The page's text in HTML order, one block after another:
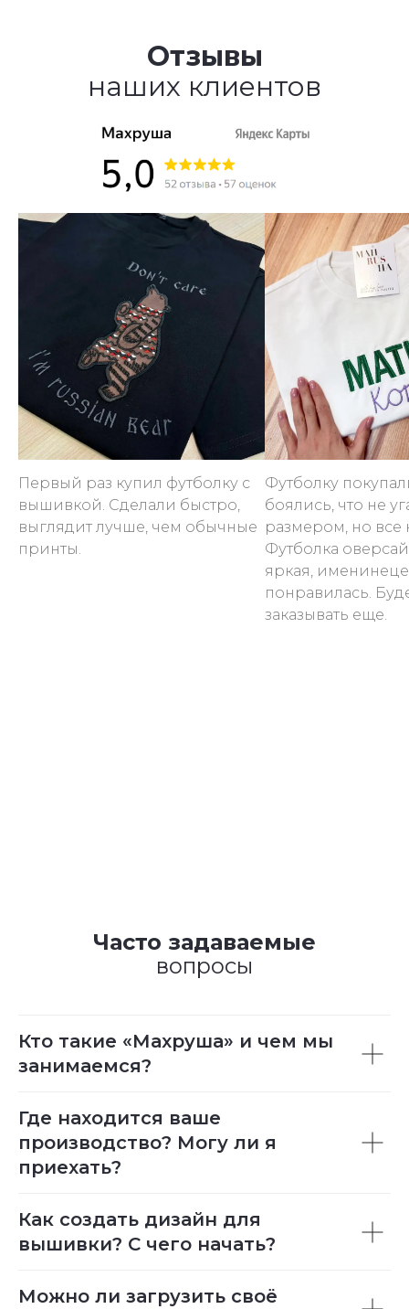
Отзывы
наших клиентов
Первый раз купил футболку с
вышивкой. Сделали быстро,
выглядит лучше, чем обычные
принты.
Футболку
боялись, что не
размером, но все
Футболка
яркая, именинеце
понравилась.
заказывать еще.
Часто задаваемые
вопросы
Кто такие «Махруша» и чем мы
занимаемся?
Где находится ваше
производство? Могу ли я
приехать?
Как создать дизайн для
вышивки? С чего начать?
Можно ли загрузить своё